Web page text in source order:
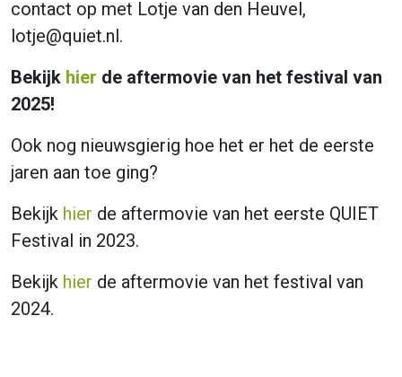
contact op met Lotje van den Heuvel,
lotje@quiet.nl.
Bekijk hier de aftermovie van het festival van
2025!
Ook nog nieuwsgierig hoe het er het de eerste
jaren aan toe ging?
Bekijk hier de aftermovie van het eerste QUIET
Festival in 2023.
Bekijk hier de aftermovie van het festival van
2024.